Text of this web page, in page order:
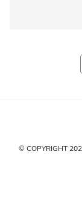
© COPYRIGHT